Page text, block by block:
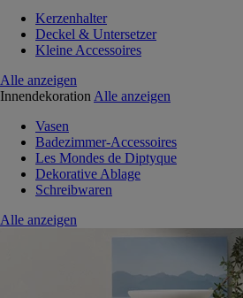
Kerzenhalter
Deckel & Untersetzer
Kleine Accessoires
Alle anzeigen
Innendekoration Alle anzeigen
Vasen
Badezimmer-Accessoires
Les Mondes de Diptyque
Dekorative Ablage
Schreibwaren
Alle anzeigen